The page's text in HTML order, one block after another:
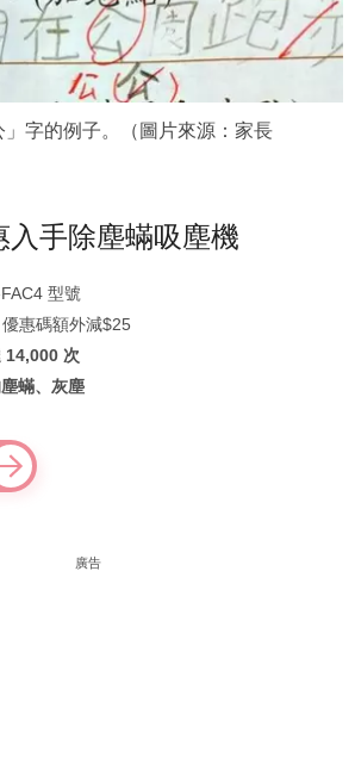
字的例子。（圖片來源：家長
入手除塵蟎吸塵機
型號
惠碼額外減$25
14,000 次
蟎、灰塵
廣告